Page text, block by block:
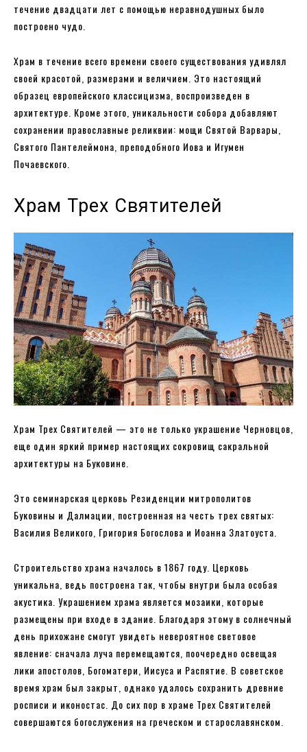
течение двадцати лет с помощью неравнодушных было
построено чудо.
Храм в течение всего времени своего существования удивлял
своей красотой, размерами и величием. Это настоящий
образец европейского классицизма, воспроизведен в
архитектуре. Кроме этого, уникальности собора добавляют
сохранении православные реликвии: мощи Святой Варвары,
Святого Пантелеймона, преподобного Иова и Игумен
Почаевского.
Храм Трех Святителей
Храм Трех Святителей — это не только украшение Черновцов,
еще один яркий пример настоящих сокровищ сакральной
архитектуры на Буковине.
Это семинарская церковь Резиденции митрополитов
Буковины и Далмации, построенная на честь трех святых:
Василия Великого, Григория Богослова и Иоанна Златоуста.
Строительство храма началось в 1867 году. Церковь
уникальна, ведь построена так, чтобы внутри была особая
акустика. Украшением храма является мозаики, которые
размещены при входе в здание. Благодаря этому в солнечный
день прихожане смогут увидеть невероятное световое
явление: сначала луча перемещаются, поочередно освещая
лики апостолов, Богоматери, Иисуса и Распятие. В советское
время храм был закрыт, однако удалось сохранить древние
росписи и иконостас. До сих пор в храме Трех Святителей
совершаются богослужения на греческом и старославянском.